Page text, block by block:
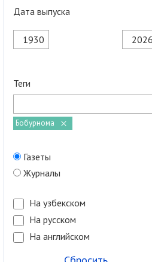
Дата выпуска
Теги
Бобурнома
Газеты
Журналы
На узбекском
На русском
На английском